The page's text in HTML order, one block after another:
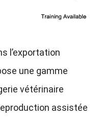
l’exportation
une gamme
vétérinaire
assistée